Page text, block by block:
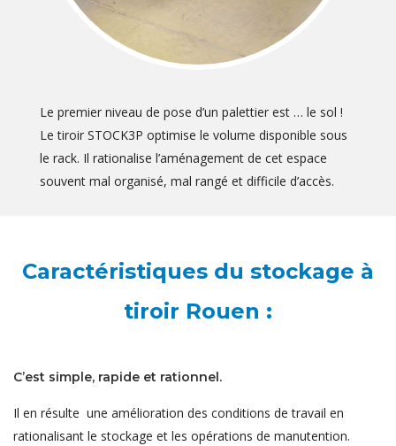
Le premier niveau de pose d’un palettier est … le sol !
Le tiroir STOCK3P optimise le volume disponible sous
le rack. Il rationalise l’aménagement de cet espace
souvent mal organisé, mal rangé et difficile d’accès.
Caractéristiques du stockage à
tiroir Rouen :
C’est simple, rapide et rationnel.
Il en résulte une amélioration des conditions de travail en
rationalisant le stockage et les opérations de manutention.